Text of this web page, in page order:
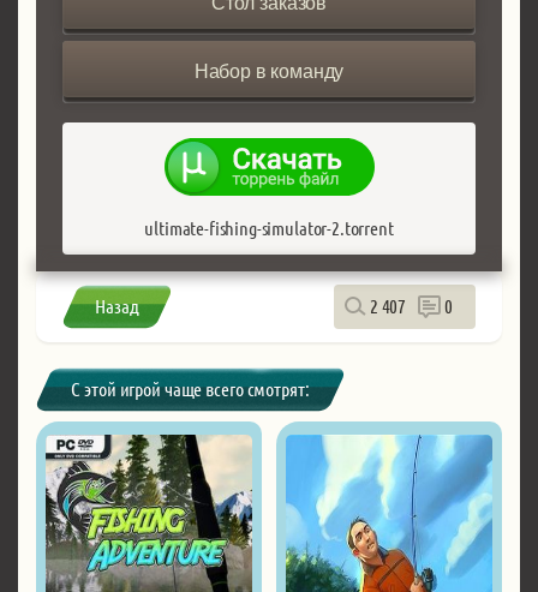
Набор в команду
ultimate-fishing-simulator-2.torrent
Назад 2 407 0
С этой игрой чаще всего смотрят: